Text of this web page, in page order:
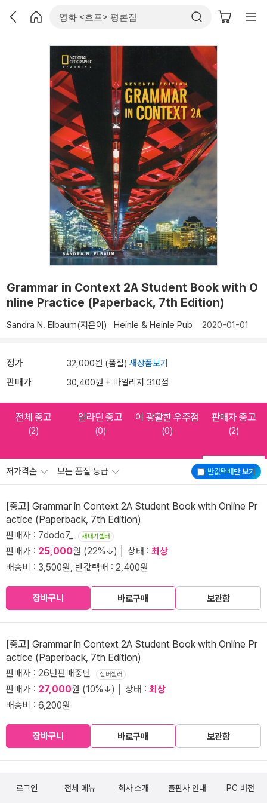
Grammar in Context 2A Student Book with O
nline Practice (Paperback, 7th Edition)
Sandra N. Elbaum(지은이) Heinle & Heinle Pub 2020-01-01
정가 32,000원 (품절) 새상품보기
판매가 30,400원 + 마일리지 310점
전체 중고
(2)
알라딘 중고
(0)
이 광활한 우주점
(0)
판매자 중고
(2)
반값택배만 보기
저가격순 모든 품질 등급
[중고] Grammar in Context 2A Student Book with Online Pr
actice (Paperback, 7th Edition)
판매자 : 7dodo7_ 새내기셀러
판매가 : 25,000원 (22%↓) │ 상태 : 최상
배송비 : 3,500원, 반값택배 : 2,400원
장바구니 바로구매 보관함
[중고] Grammar in Context 2A Student Book with Online Pr
actice (Paperback, 7th Edition)
판매자 : 26년판매중단 실버셀러
판매가 : 27,000원 (10%↓) │ 상태 : 최상
배송비 : 6,200원
장바구니 바로구매 보관함
로그인 전체 메뉴 회사 소개 출판사 안내 PC 버전